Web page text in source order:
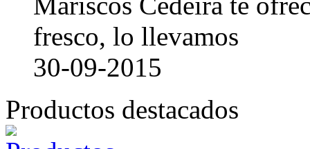
fresco, lo llevamos
30-09-2015
Productos destacados